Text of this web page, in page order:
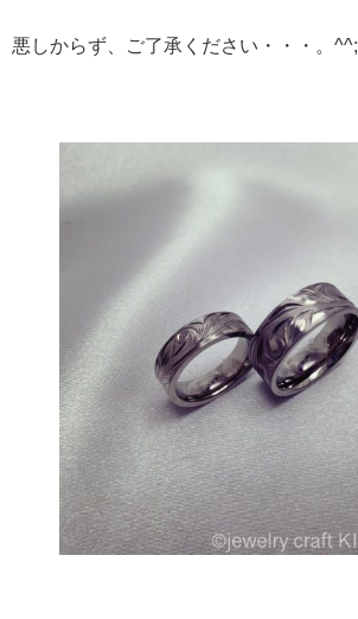
悪しからず、ご了承ください・・・。^^;